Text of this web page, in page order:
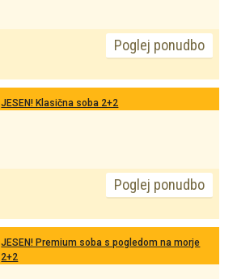
Poglej ponudbo
JESEN! Klasična soba 2+2
Poglej ponudbo
JESEN! Premium soba s pogledom na morje
2+2